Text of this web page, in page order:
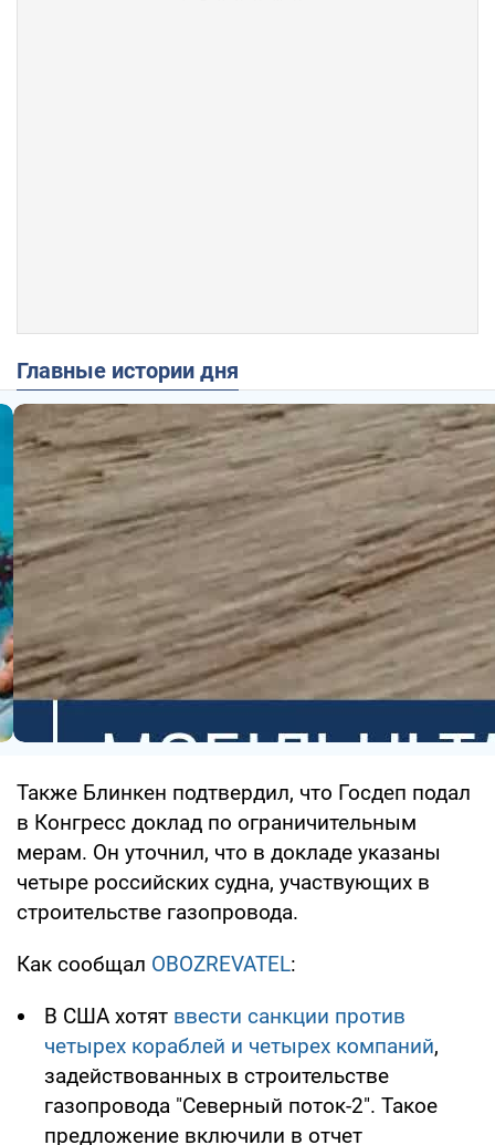
Главные истории дня
Также Блинкен подтвердил, что Госдеп подал
в Конгресс доклад по ограничительным
мерам. Он уточнил, что в докладе указаны
четыре российских судна, участвующих в
строительстве газопровода.
Как сообщал OBOZREVATEL:
В США хотят ввести санкции против
четырех кораблей и четырех компаний,
задействованных в строительстве
газопровода "Северный поток-2". Такое
предложение включили в отчет